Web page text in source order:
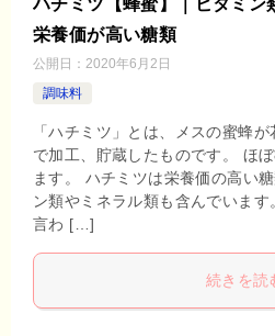
栄養価が高い糖類
公開日： 2020年6月2日
調味料
「ハチミツ」とは、メスの蜜蜂
で加工、貯蔵したものです。 ほ
ます。 ハチミツは栄養価の高い
ン類やミネラル類も含んでいま
言わ […]
続きを読